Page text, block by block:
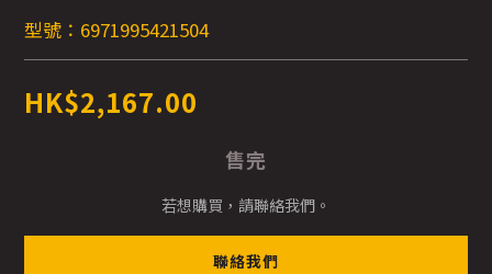
型號：6971995421504
HK$2,167.00
售完
若想購買，請聯絡我們。
聯絡我們